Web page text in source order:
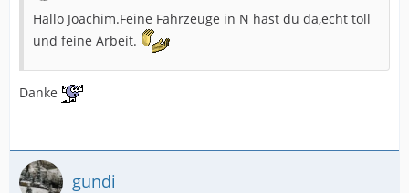
Hallo Joachim.Feine Fahrzeuge in N hast du da,echt toll
und feine Arbeit.
Danke
gundi